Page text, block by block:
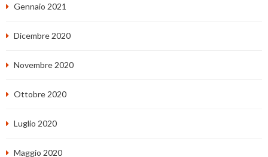
Gennaio 2021
Dicembre 2020
Novembre 2020
Ottobre 2020
Luglio 2020
Maggio 2020